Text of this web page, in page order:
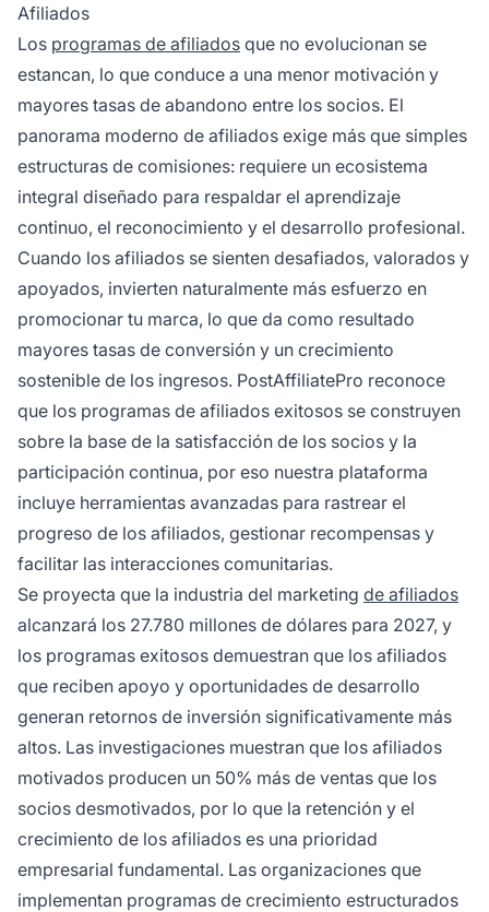
ayuda a alcanzar su máximo potencial,
impulsando un desempeño sostenible del
programa.
Afiliados
Los programas de afiliados que no evolucionan se
estancan, lo que conduce a una menor motivación y
mayores tasas de abandono entre los socios. El
panorama moderno de afiliados exige más que simples
estructuras de comisiones: requiere un ecosistema
integral diseñado para respaldar el aprendizaje
continuo, el reconocimiento y el desarrollo profesional.
Cuando los afiliados se sienten desafiados, valorados y
apoyados, invierten naturalmente más esfuerzo en
promocionar tu marca, lo que da como resultado
mayores tasas de conversión y un crecimiento
sostenible de los ingresos. PostAffiliatePro reconoce
que los programas de afiliados exitosos se construyen
sobre la base de la satisfacción de los socios y la
participación continua, por eso nuestra plataforma
incluye herramientas avanzadas para rastrear el
progreso de los afiliados, gestionar recompensas y
facilitar las interacciones comunitarias.
Se proyecta que la industria del marketing de afiliados
alcanzará los 27.780 millones de dólares para 2027, y
los programas exitosos demuestran que los afiliados
que reciben apoyo y oportunidades de desarrollo
generan retornos de inversión significativamente más
altos. Las investigaciones muestran que los afiliados
motivados producen un 50% más de ventas que los
socios desmotivados, por lo que la retención y el
crecimiento de los afiliados es una prioridad
empresarial fundamental. Las organizaciones que
implementan programas de crecimiento estructurados